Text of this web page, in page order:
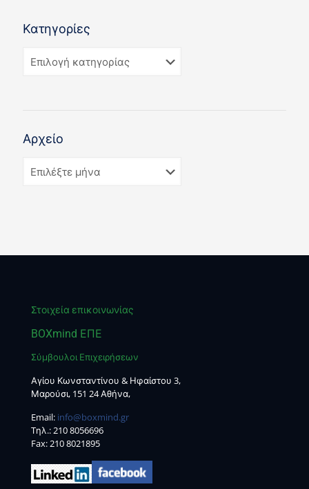
Κατηγορίες
Αρχείο
Στοιχεία επικοινωνίας
BOXmind ΕΠΕ
Σύμβουλοι Επιχειρήσεων
Αγίου Κωνσταντίνου & Ηφαίστου 3,
Μαρούσι, 151 24 Αθήνα,
Email: info@boxmind.gr
Tηλ.:210 8056696
Fax: 210 8021895